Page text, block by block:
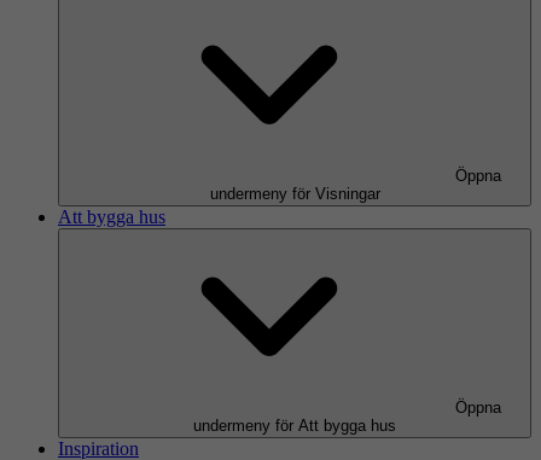
Öppna
undermeny för Visningar
Att bygga hus
Öppna
undermeny för Att bygga hus
Inspiration